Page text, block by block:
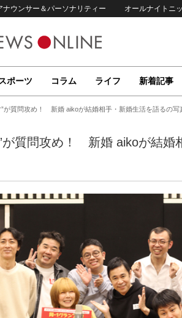
ナウンサー＆パーソナリティー オールナイトニ
スポーツ コラム ライフ 新着記事
が質問攻め！ 新婚 aikoが結婚相手・新婚生活を語るの写
”が質問攻め！ 新婚 aikoが結婚